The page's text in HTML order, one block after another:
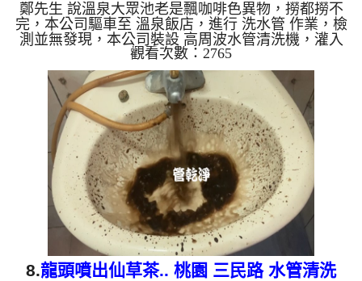
鄭先生 說溫泉大眾池老是飄咖啡色異物，撈都撈不
完，本公司驅車至 溫泉飯店，進行 洗水管 作業，檢
測並無發現，本公司裝設 高周波水管清洗機，灌入
檸檬酸 至水管，等了約15分，開啟 水管清洗機 ，啟
動 螺旋波 模式，一洗就狂噴咖啡色髒水，洗個幾次
後，變成了黑色，八個小時後，出水總算變乾淨了。
如是自來水，如水管老化，會產生鐵鏽跟泥沙堆積，
洗出來的水就會是咖啡色，地下水含有氧化錳，管壁
上會結成黑色管垢，洗出來的水會跟石油一樣黑，有
些洗出綠色的水，是因為裡面有銅的物質，生鏽產生
銅綠，如是藍色的水...
觀看次數：2765
8.龍頭噴出仙草茶.. 桃園 三民路 水管清洗